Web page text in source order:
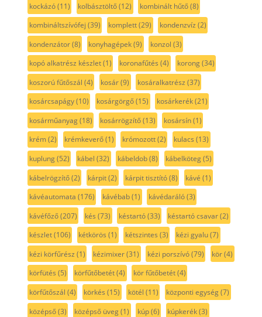
kockázó(11) kolbásztöltő(12) kombinált hűtő(8)
kombináltszívófej (39) komplett(29) kondenzvíz (2)
kondenzátor(8) konyhagépek(9) konzol (3)
kopó alkatrész készlet(1) koronafűtés (4) korong(34)
koszorú fűtőszál (4) kosár(9) kosáralkatrész (37)
kosárcsapágy(10) kosárgörgő(15) kosárkerék(21)
kosárműanyag(18) kosárrögzítő(13) kosársín(1)
krém(2) krémkeverő(1) krómozott(2) kulacs (13)
kuplung(52) kábel (32) kábeldob(8) kábelköteg(5)
kábelrögzítő(2) kárpit(2) kárpit tisztító(8) kávé (1)
kávéautomata (176) kávébab(1) kávédaráló(3)
kávéfőző(207) kés (73) késtartó(33) késtartó csavar(2)
készlet(106) kétkörös (1) kétszintes (3) kézi gyalu(7)
kézi körfűrész (1) kézimixer(31) kézi porszívó(79) kör(4)
körfütés (5) körfűtőbetét(4) kör fűtőbetét(4)
körfűtőszál (4) körkés (15) kötél (11) központi egység(7)
középső(3) középső üveg(1) kúp(6) kúpkerék(3)